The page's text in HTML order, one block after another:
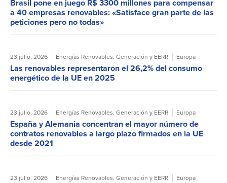
Brasil pone en juego R$ 3300 millones para compensar
a 40 empresas renovables: «Satisface gran parte de las
peticiones pero no todas»
23 julio, 2026 Energías Renovables, Generación y EERR Europa
Las renovables representaron el 26,2% del consumo
energético de la UE en 2025
23 julio, 2026 Energías Renovables, Generación y EERR Europa
España y Alemania concentran el mayor número de
contratos renovables a largo plazo firmados en la UE
desde 2021
23 julio, 2026 Energías Renovables, Generación y EERR Europa